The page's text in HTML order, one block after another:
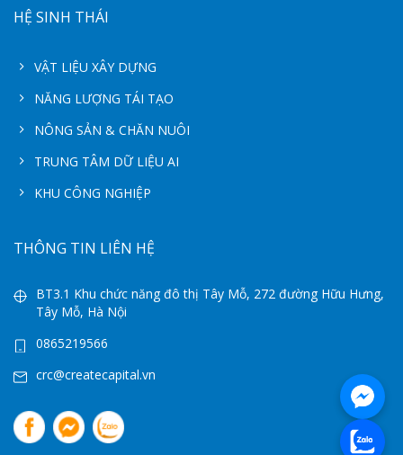
HỆ SINH THÁI
VẬT LIỆU XÂY DỰNG
NĂNG LƯỢNG TÁI TẠO
NÔNG SẢN & CHĂN NUÔI
TRUNG TÂM DỮ LIỆU AI
KHU CÔNG NGHIỆP
THÔNG TIN LIÊN HỆ
BT3.1 Khu chức năng đô thị Tây Mỗ, 272 đường Hữu Hưng,
Tây Mỗ, Hà Nội
0865219566
crc@createcapital.vn